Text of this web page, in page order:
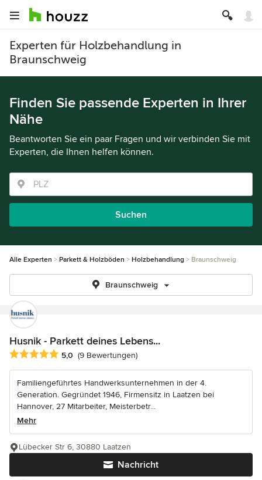
Experten für Holzbehandlung in
Braunschweig
Finden Sie passende Experten in Ihrer
Nähe
Beantworten Sie ein paar Fragen und wir verbinden Sie mit
Experten, die Ihnen helfen können.
Suchen
Alle Experten Parkett & Holzböden Holzbehandlung Braunschweig
Braunschweig
Husnik - Parkett deines Lebens...
Durchschnittliche Bewertung: 5 von 5 Sternen
5,0 (9 Bewertungen)
Familiengeführtes Handwerksunternehmen in der 4.
Generation. Gegründet 1946, Firmensitz in Laatzen bei
Hannover, 27 Mitarbeiter, Meisterbetr...
Mehr
Nachricht
Lübecker Str 6, 30880 Laatzen